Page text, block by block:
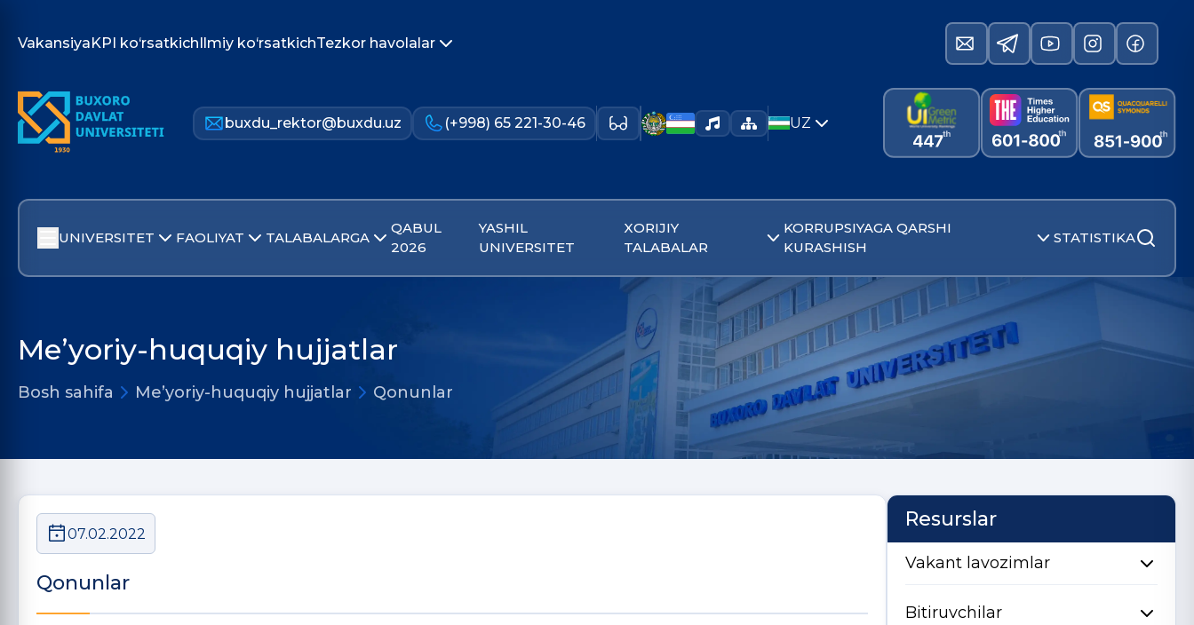
VakansiyaKPI ko‘rsatkichIlmiy ko‘rsatkichTezkor havolalar
buxdu_rektor@buxdu.uz (+998) 65 221-30-46 UZ
UNIVERSITET FAOLIYAT TALABALARGA
QABUL
2026
YASHIL
UNIVERSITET
XORIJIY
TALABALAR
KORRUPSIYAGA QARSHI
KURASHISH
STATISTIKA
Me’yoriy-huquqiy hujjatlar
Bosh sahifa Me’yoriy-huquqiy hujjatlar Qonunlar
07.02.2022
Qonunlar
Resurslar
Vakant lavozimlar
Bitiruvchilar